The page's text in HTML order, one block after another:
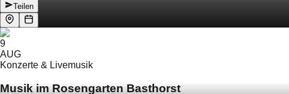
Teilen
9
AUG
Konzerte & Livemusik
Musik im Rosengarten Basthorst